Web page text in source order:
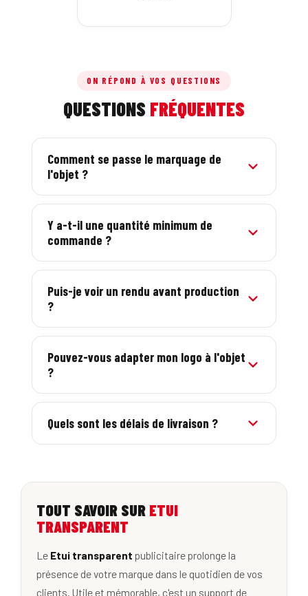
ON RÉPOND À VOS QUESTIONS
QUESTIONS FRÉQUENTES
Comment se passe le marquage de
l'objet ?
Selon l'objet : impression quadri, gravure ou
tampographie. Nous choisissons la technique
la plus nette pour votre logo.
Y a-t-il une quantité minimum de
commande ?
Oui, elle varie selon l'objet. Les prix sont
dégressifs : plus la quantité est élevée, plus le
coût unitaire baisse.
Puis-je voir un rendu avant production
?
Oui, vous validez un BAT (visuel de votre
marquage sur l'objet) avant lancement de la
production.
Pouvez-vous adapter mon logo à l'objet
?
Oui, nos graphistes ajustent votre logo à la
zone de marquage pour un résultat optimal.
Quels sont les délais de livraison ?
TOUT SAVOIR SUR ETUI
TRANSPARENT
Le Etui transparent publicitaire prolonge la
présence de votre marque dans le quotidien de vos
clients. Utile et mémorable, c'est un support de